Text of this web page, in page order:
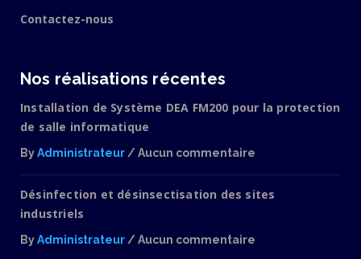
Contactez-nous
Nos réalisations récentes
Installation de Système DEA FM200 pour la protection
de salle informatique
ByAdministrateur
Aucun commentaire
de
Désinfection et désinsectisation des sites
industriels
ByAdministrateur
Aucun commentaire